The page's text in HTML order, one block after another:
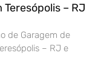
– RJ
de Garagem de
– RJ e